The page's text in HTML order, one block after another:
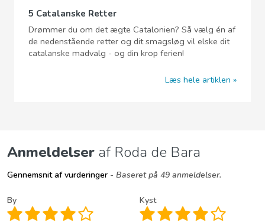
5 Catalanske Retter
Drømmer du om det ægte Catalonien? Så vælg én af
de nedenstående retter og dit smagsløg vil elske dit
catalanske madvalg - og din krop ferien!
Læs hele artiklen
Anmeldelser af Roda de Bara
Gennemsnit af vurderinger - Baseret på 49 anmeldelser.
By Kyst